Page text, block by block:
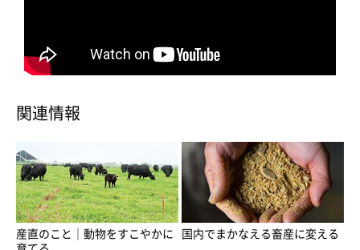
関連情報
産直のこと｜動物をすこやかに
国内でまかなえる畜産に変える